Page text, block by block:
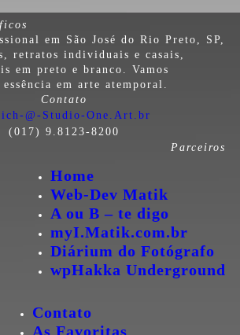
em São José do Rio Preto, SP,
retratos individuais e casais,
em preto e branco. Vamos
em arte atemporal.
Contato
@-Studio-One.Art.br
(017) 9.8123-8200
Parceiros
Home
Web-Dev Matik
A ou B – te digo
myI.Matik.com.br
Diárium do Fotógrafo
wpHakka Underground
Contato
As Favoritas